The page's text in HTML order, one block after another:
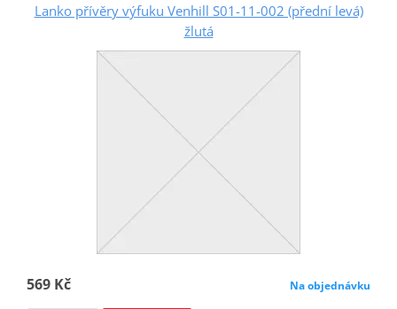
Lanko přívěry výfuku Venhill S01-11-002 (přední levá)
žlutá
569 Kč Na objednávku